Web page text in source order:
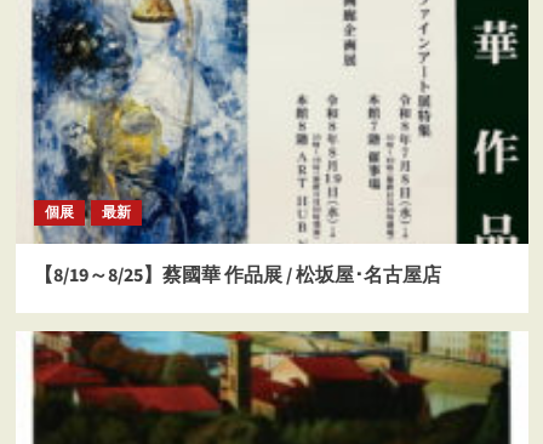
個展 最新
【8/19～8/25】蔡國華 作品展 / 松坂屋･名古屋店